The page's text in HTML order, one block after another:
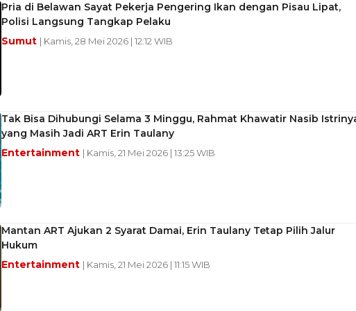
Pria di Belawan Sayat Pekerja Pengering Ikan dengan Pisau Lipat,
Polisi Langsung Tangkap Pelaku
Sumut | Kamis, 28 Mei 2026 | 12:12 WIB
Tak Bisa Dihubungi Selama 3 Minggu, Rahmat Khawatir Nasib
yang Masih Jadi ART Erin Taulany
Entertainment | Kamis, 21 Mei 2026 | 13:25 WIB
Mantan ART Ajukan 2 Syarat Damai, Erin Taulany Tetap Pilih Jalur
Hukum
Entertainment | Kamis, 21 Mei 2026 | 11:15 WIB